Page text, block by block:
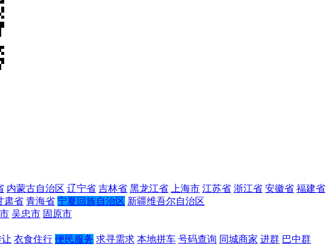
内蒙古自治区 辽宁省 吉林省 黑龙江省 上海市 江苏省 浙江省 安徽省 福建省
肃省 青海省 宁夏回族自治区 新疆维吾尔自治区
吴忠市 固原市
衣食住行 便民服务 求寻需求 本地拼车 号码查询 同城商家 进群 巴中群